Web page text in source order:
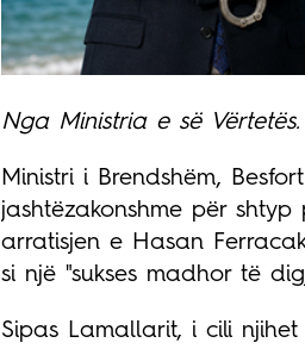
Nga Ministria e së Vërtetës.
Ministri i Brendshëm,
jashtëzakonshme për
arratisjen e Hasan
si një "sukses madhor të
Sipas Lamallarit, i cili